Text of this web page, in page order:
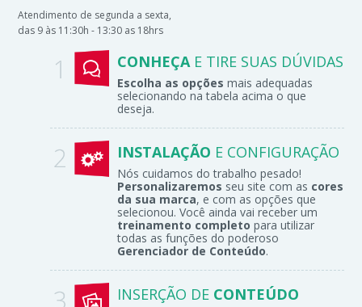
Atendimento de segunda a sexta,
das 9 às 11:30h - 13:30 as 18hrs
CONHEÇAE TIRE SUAS DÚVIDAS
Escolha as opções mais adequadas
selecionando na tabela acima o que
deseja.
INSTALAÇÃO E CONFIGURAÇÃO
Nós cuidamos do trabalho pesado!
Personalizaremos seu site com as cores
da sua marca, e com as opções que
selecionou. Você ainda vai receber um
treinamento completo para utilizar
todas as funções do poderoso
Gerenciador de Conteúdo.
INSERÇÃO DE CONTEÚDO